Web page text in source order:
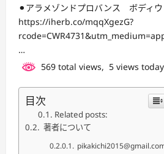
⚫︎アラメゾンドプロバンス ボディウ
https://iherb.co/mqqXgezG?
…
569 total views, 5 views today
目次
Related posts:
著者について